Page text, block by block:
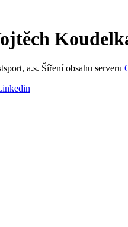
a.s. Šíření obsahu serveru